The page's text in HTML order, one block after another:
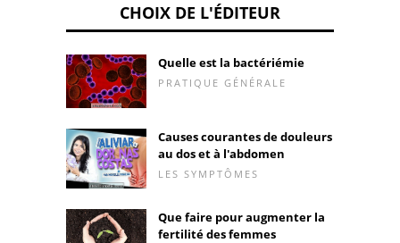
CHOIX DE L'ÉDITEUR
Quelle est la bactériémie
PRATIQUE GÉNÉRALE
Causes courantes de douleurs
au dos et à l'abdomen
LES SYMPTÔMES
Que faire pour augmenter la
fertilité des femmes